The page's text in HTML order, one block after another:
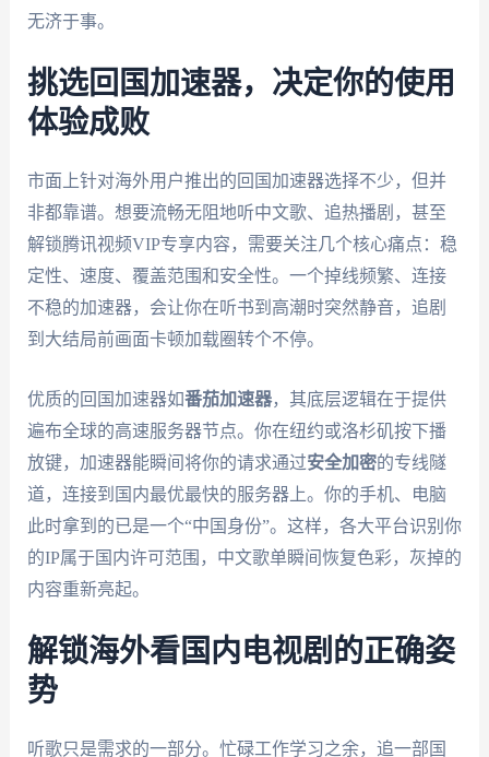
无济于事。
挑选回国加速器，决定你的使用
体验成败
市面上针对海外用户推出的回国加速器选择不少，但并
非都靠谱。想要流畅无阻地听中文歌、追热播剧，甚至
解锁腾讯视频VIP专享内容，需要关注几个核心痛点：稳
定性、速度、覆盖范围和安全性。一个掉线频繁、连接
不稳的加速器，会让你在听书到高潮时突然静音，追剧
到大结局前画面卡顿加载圈转个不停。
优质的回国加速器如番茄加速器，其底层逻辑在于提供
遍布全球的高速服务器节点。你在纽约或洛杉矶按下播
放键，加速器能瞬间将你的请求通过安全加密的专线隧
道，连接到国内最优最快的服务器上。你的手机、电脑
此时拿到的已是一个“中国身份”。这样，各大平台识别你
的IP属于国内许可范围，中文歌单瞬间恢复色彩，灰掉的
内容重新亮起。
解锁海外看国内电视剧的正确姿
势
听歌只是需求的一部分。忙碌工作学习之余，追一部国